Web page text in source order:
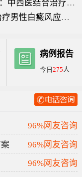
结合治疗的创新方法
癜风应该注意哪些?
病例报告
今日275人
96%网友咨询
96%网友咨询
96%网友咨询